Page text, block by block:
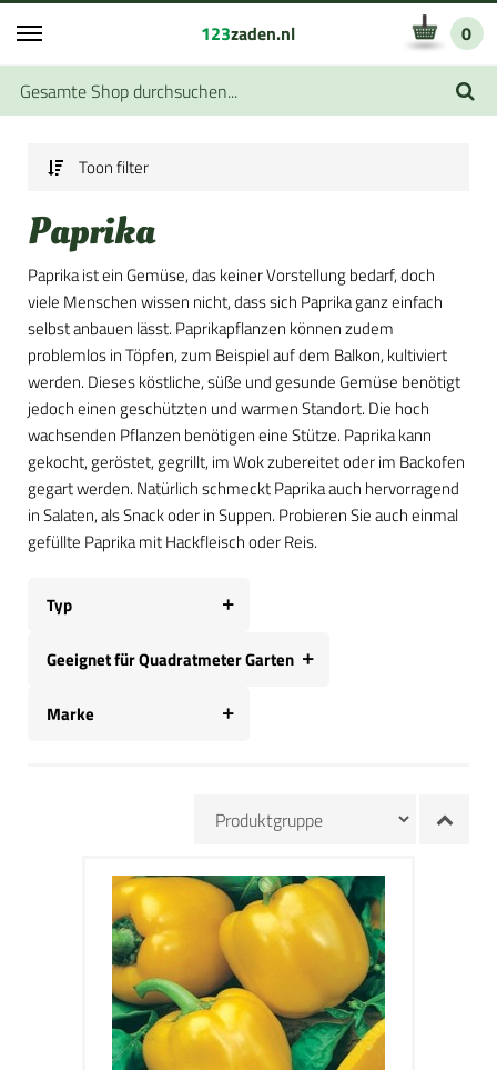
123zaden.nl 0
Toon filter
Paprika
Paprika ist ein Gemüse, das keiner Vorstellung bedarf, doch
viele Menschen wissen nicht, dass sich Paprika ganz einfach
selbst anbauen lässt. Paprikapflanzen können zudem
problemlos in Töpfen, zum Beispiel auf dem Balkon, kultiviert
werden. Dieses köstliche, süße und gesunde Gemüse benötigt
jedoch einen geschützten und warmen Standort. Die hoch
wachsenden Pflanzen benötigen eine Stütze. Paprika kann
gekocht, geröstet, gegrillt, im Wok zubereitet oder im Backofen
gegart werden. Natürlich schmeckt Paprika auch hervorragend
in Salaten, als Snack oder in Suppen. Probieren Sie auch einmal
gefüllte Paprika mit Hackfleisch oder Reis.
Typ
Geeignet für Quadratmeter Garten
Marke